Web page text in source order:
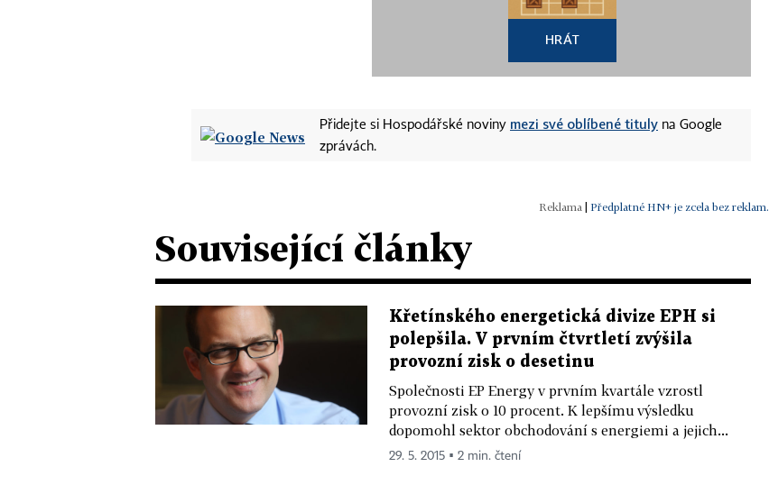
HRÁT
Přidejte si Hospodářské noviny mezi své oblíbené tituly na Google
zprávách.
| Předplatné HN+ je zcela bez reklam.
Související články
Křetínského energetická divize EPH si
polepšila. V prvním čtvrtletí zvýšila
provozní zisk o desetinu
Společnosti EP Energy v prvním kvartále vzrostl
provozní zisk o 10 procent. K lepšímu výsledku
dopomohl sektor obchodování s energiemi a jejich...
29. 5. 2015 ▪ 2 min. čtení